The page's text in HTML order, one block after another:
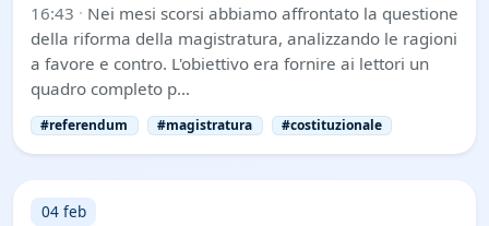
16:43 · Nei mesi scorsi abbiamo affrontato la questione
della riforma della magistratura, analizzando le ragioni
a favore e contro. L'obiettivo era fornire ai lettori un
quadro completo p…
#referendum #magistratura #costituzionale
04 feb